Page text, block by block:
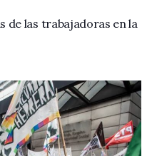
de las trabajadoras en la